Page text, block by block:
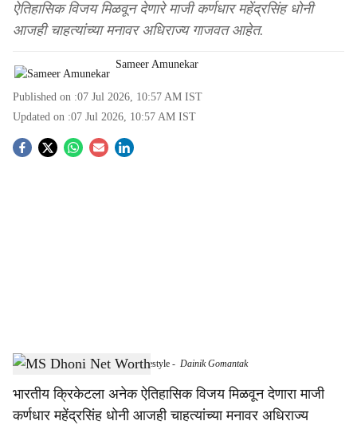
ऐतिहासिक विजय मिळवून देणारे माजी कर्णधार महेंद्रसिंह धोनी
आजही चाहत्यांच्या मनावर अधिराज्य गाजवत आहेत.
Sameer Amunekar
Published on :07 Jul 2026, 10:57 AM IST
Updated on :07 Jul 2026, 10:57 AM IST
S
a
MS Dhoni Net Worth and luxury lifestyle - Dainik Gomantak
भारतीय क्रिकेटला अनेक ऐतिहासिक विजय मिळवून देणारा माजी
कर्णधार महेंद्रसिंह धोनी आजही चाहत्यांच्या मनावर अधिराज्य